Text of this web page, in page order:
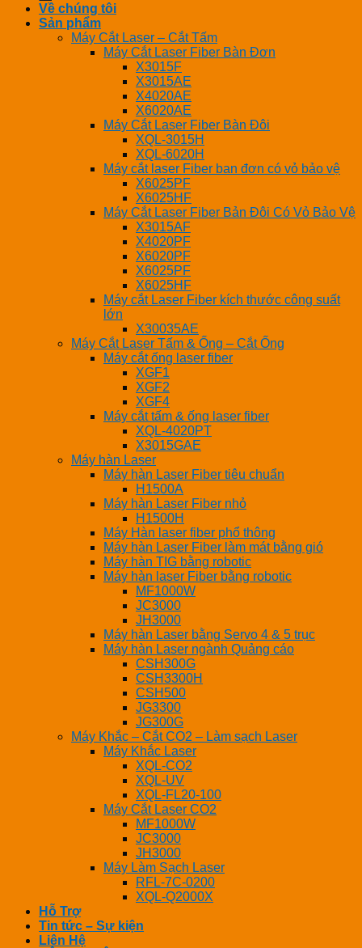
Về chúng tôi
Sản phẩm
Máy Cắt Laser – Cắt Tấm
Máy Cắt Laser Fiber Bàn Đơn
X3015F
X3015AE
X4020AE
X6020AE
Máy Cắt Laser Fiber Bàn Đôi
XQL-3015H
XQL-6020H
Máy cắt laser Fiber ban đơn có vỏ bảo vệ
X6025PF
X6025HF
Máy Cắt Laser Fiber Bản Đôi Có Vỏ Bảo Vệ
X3015AF
X4020PF
X6020PF
X6025PF
X6025HF
Máy cắt Laser Fiber kích thước công suất
lớn
X30035AE
Máy Cắt Laser Tấm & Ống – Cắt Ống
Máy cắt ống laser fiber
XGF1
XGF2
XGF4
Máy cắt tấm & ống laser fiber
XQL-4020PT
X3015GAE
Máy hàn Laser
Máy hàn Laser Fiber tiêu chuẩn
H1500A
Máy hàn Laser Fiber nhỏ
H1500H
Máy Hàn laser fiber phổ thông
Máy hàn Laser Fiber làm mát bằng gió
Máy hàn TIG bằng robotic
Máy hàn laser Fiber bằng robotic
MF1000W
JC3000
JH3000
Máy hàn Laser bằng Servo 4 & 5 trục
Máy hàn Laser ngành Quảng cáo
CSH300G
CSH3300H
CSH500
JG3300
JG300G
Máy Khắc – Cắt CO2 – Làm sạch Laser
Máy Khắc Laser
XQL-CO2
XQL-UV
XQL-FL20-100
Máy Cắt Laser CO2
MF1000W
JC3000
JH3000
Máy Làm Sạch Laser
RFL-7C-0200
XQL-Q2000X
Hỗ Trợ
Tin tức – Sự kiện
Liên Hệ